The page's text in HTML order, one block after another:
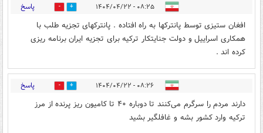
۰۸:۲۵ - ۱۴۰۴/۰۴/۲۲ 1 پاسخ
افغان ستیزی توسط پانترکها به راه افتاده . پانترکهای تجزیه طلب با
همکاری اسراییل و دولت جنایتکار ترکیه برای تجزیه ایران برنامه ریزی
کرده اند .
۰۸:۲۶ - ۱۴۰۴/۰۴/۲۲ 0 پاسخ
دارند مردم را سرگرم می‌کنند تا دوباره ۴۰ تا کامیون ریز پرنده از مرز
ترکیه وارد کشور بشه و غافلگیر بشید